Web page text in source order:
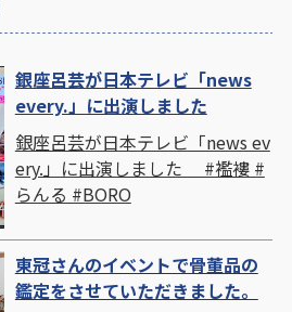
銀座呂芸が日本テレビ「news
every.」に出演しました
銀座呂芸が日本テレビ「news ev
ery.」に出演しました #襤褸 #
らんる #BORO
東冠さんのイベントで骨董品の
鑑定をさせていただきました。